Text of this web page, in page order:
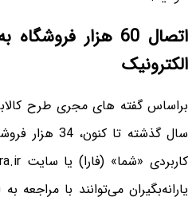
اتصال 60 هزار
الکترونیک
سال گذشته تا
یارانه‌بگیران می‌توانند با مراجعه